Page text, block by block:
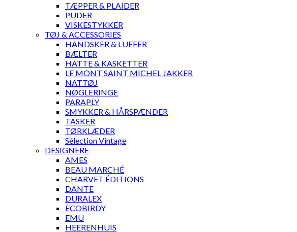
TÆPPER & PLAIDER
PUDER
VISKESTYKKER
TØJ & ACCESSORIES
HANDSKER & LUFFER
BÆLTER
HATTE & KASKETTER
LE MONT SAINT MICHEL JAKKER
NATTØJ
NØGLERINGE
PARAPLY
SMYKKER & HÅRSPÆNDER
TASKER
TØRKLÆDER
Sélection Vintage
DESIGNERE
AMES
BEAU MARCHÉ
CHARVET ÉDITIONS
DANTE
DURALEX
ECOBIRDY
EMU
HEERENHUIS